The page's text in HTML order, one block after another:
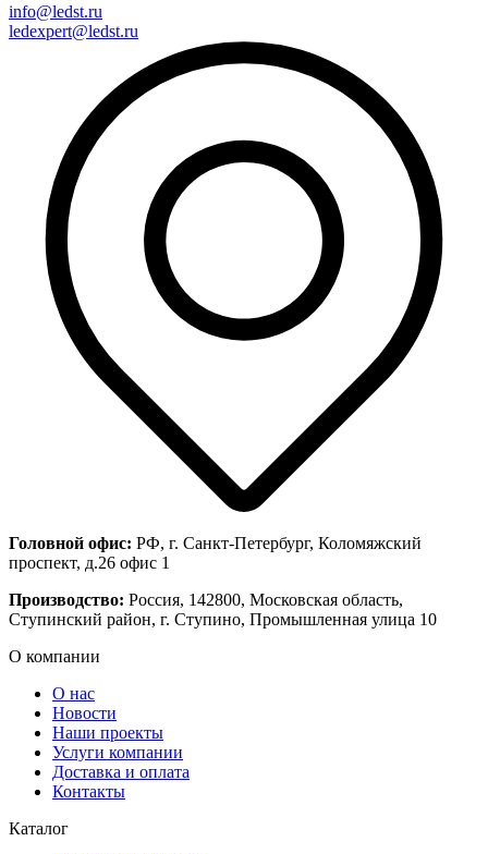
info@ledst.ru
ledexpert@ledst.ru
Головной офис: РФ, г. Санкт-Петербург, Коломяжский
проспект, д.26 офис 1
Производство: Россия, 142800, Московская область,
Ступинский район, г. Ступино, Промышленная улица 10
О компании
О нас
Новости
Наши проекты
Услуги компании
Доставка и оплата
Контакты
Каталог